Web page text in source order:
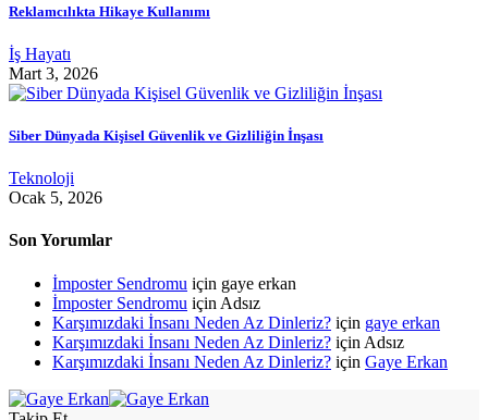
Reklamcılıkta Hikaye Kullanımı
İş Hayatı
Mart 3, 2026
Siber Dünyada Kişisel Güvenlik ve Gizliliğin İnşası
Teknoloji
Ocak 5, 2026
Son Yorumlar
İmposter Sendromu için gaye erkan
İmposter Sendromu için Adsız
Karşımızdaki İnsanı Neden Az Dinleriz? için gaye erkan
Karşımızdaki İnsanı Neden Az Dinleriz? için Adsız
Karşımızdaki İnsanı Neden Az Dinleriz? için Gaye Erkan